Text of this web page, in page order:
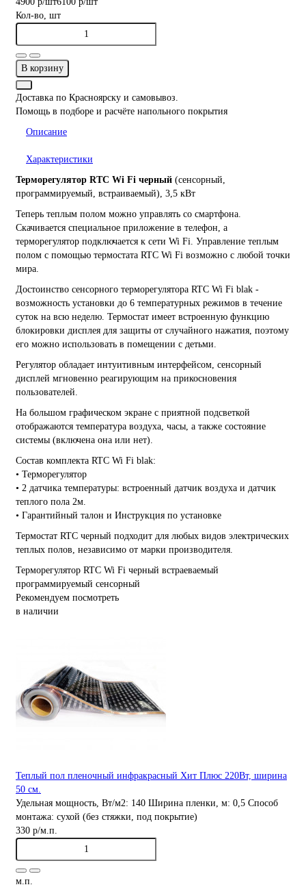
Кол-во, шт
В корзину
Доставка по Красноярску и самовывоз.
Помощь в подборе и расчёте напольного покрытия
Описание
Характеристики
Терморегулятор RTC Wi Fi черный (сенсорный,
программируемый, встраиваемый), 3,5 кВт
Теперь теплым полом можно управлять со смартфона.
Скачивается специальное приложение в телефон, а
терморегулятор подключается к сети Wi Fi. Управление теплым
полом с помощью термостата RTC Wi Fi возможно с любой точки
мира.
Достоинство сенсорного терморегулятора RTC Wi Fi blak -
возможность установки до 6 температурных режимов в течение
суток на всю неделю. Термостат имеет встроенную функцию
блокировки дисплея для защиты от случайного нажатия, поэтому
его можно использовать в помещении с детьми.
Регулятор обладает интуитивным интерфейсом, сенсорный
дисплей мгновенно реагирующим на прикосновения
пользователей.
На большом графическом экране с приятной подсветкой
отображаются температура воздуха, часы, а также состояние
системы (включена она или нет).
Состав комплекта RTC Wi Fi blak:
• Терморегулятор
• 2 датчика температуры: встроенный датчик воздуха и датчик
теплого пола 2м.
• Гарантийный талон и Инструкция по установке
Термостат RTC черный подходит для любых видов электрических
теплых полов, независимо от марки производителя.
Терморегулятор RTC Wi Fi черный встраеваемый
программируемый сенсорный
Рекомендуем посмотреть
в наличии
Теплый пол пленочный инфракрасный Хит Плюс 220Вт, ширина
50 см.
Удельная мощность, Вт/м2: 140 Ширина пленки, м: 0,5 Способ
монтажа: сухой (без стяжки, под покрытие)
330 р/м.п.
м.п.